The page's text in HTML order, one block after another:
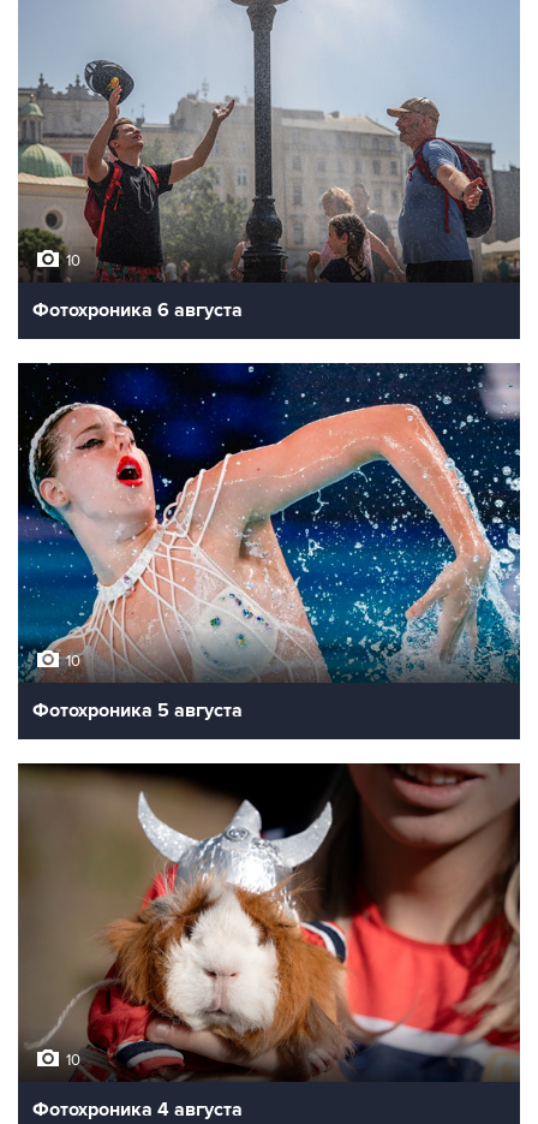
10
Фотохроника 6 августа
10
Фотохроника 5 августа
10
Фотохроника 4 августа